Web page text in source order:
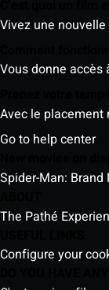
Vivez une
Vous donne accès
Avec le placement
Go to help center
Spider-Man: Brand
The Pathé
Configure your